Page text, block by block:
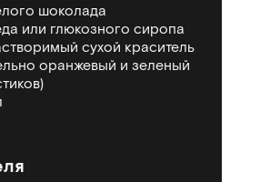
шоколада
или глюкозного сиропа
сухой краситель
оранжевый и зеленый